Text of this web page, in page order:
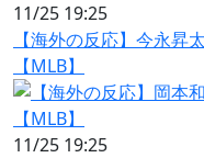
11/25 19:25
【海外の反応】今永昇
【MLB】
11/25 19:25